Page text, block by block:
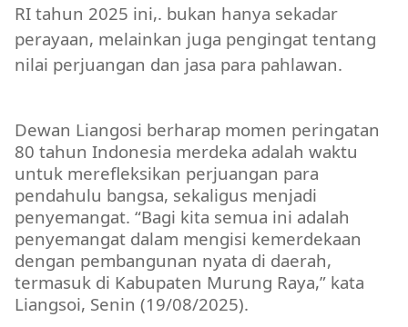
RI tahun 2025 ini,. bukan hanya sekadar
perayaan, melainkan juga pengingat tentang
nilai perjuangan dan jasa para pahlawan.
Dewan Liangosi berharap momen peringatan
80 tahun Indonesia merdeka adalah waktu
untuk merefleksikan perjuangan para
pendahulu bangsa, sekaligus menjadi
penyemangat. “Bagi kita semua ini adalah
penyemangat dalam mengisi kemerdekaan
dengan pembangunan nyata di daerah,
termasuk di Kabupaten Murung Raya,” kata
Liangsoi, Senin (19/08/2025).